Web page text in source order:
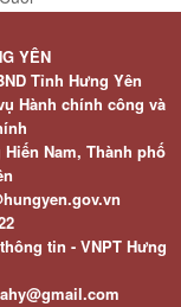
YÊN
Tỉnh Hưng Yên
Hành chính công và
Nam, Thành phố
tin - VNPT Hưng